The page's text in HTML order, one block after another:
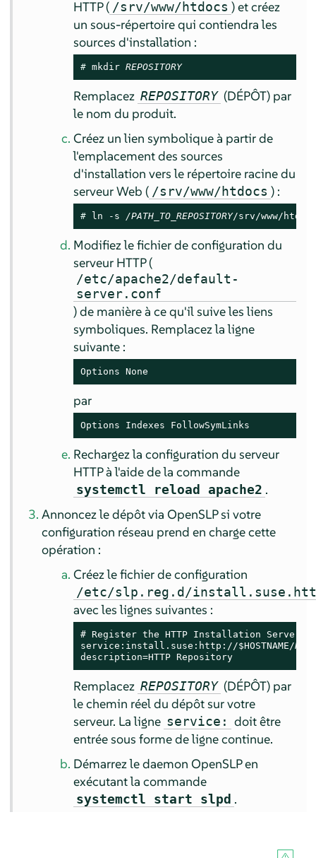
HTTP ( /srv/www/htdocs ) et créez
un sous-répertoire qui contiendra les
sources d'installation :
# mkdir REPOSITORY
Remplacez REPOSITORY (DÉPÔT) par
le nom du produit.
Créez un lien symbolique à partir de
l'emplacement des sources
d'installation vers le répertoire racine du
serveur Web ( /srv/www/htdocs ) :
# ln -s /PATH_TO_REPOSITORY/srv/www/
Modifiez le fichier de configuration du
serveur HTTP (
/etc/apache2/default-
server.conf
) de manière à ce qu'il suive les liens
symboliques. Remplacez la ligne
suivante :
Options None
par
Options Indexes FollowSymLinks
Rechargez la configuration du serveur
HTTP à l'aide de la commande
systemctl reload apache2 .
Annoncez le dépôt via OpenSLP si votre
configuration réseau prend en charge cette
opération :
Créez le fichier de configuration
/etc/slp.reg.d/
avec les lignes suivantes :
# Register the HTTP Installation Server
service:install.suse:http://$HOSTNAME/
description=HTTP Repository
Remplacez REPOSITORY (DÉPÔT) par
le chemin réel du dépôt sur votre
serveur. La ligne service: doit être
entrée sous forme de ligne continue.
Démarrez le daemon OpenSLP en
exécutant la commande
systemctl start slpd .